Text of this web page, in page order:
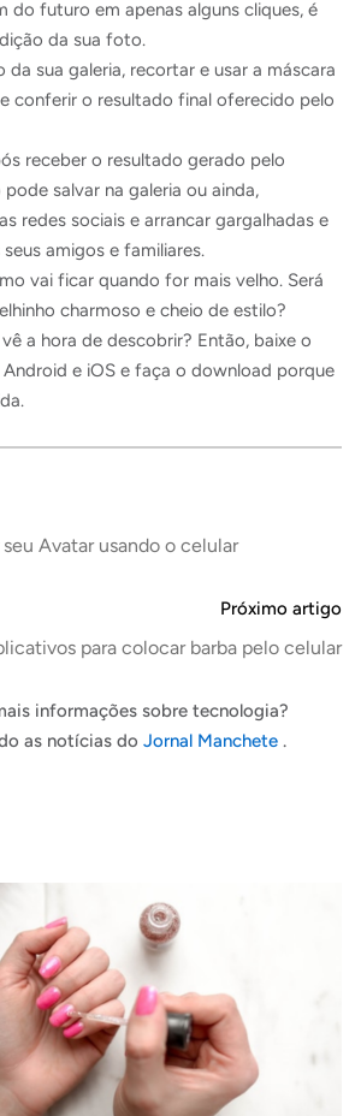
do futuro em apenas alguns cliques, é
da sua foto.
da sua galeria, recortar e usar a máscara
conferir o resultado final oferecido pelo
receber o resultado gerado pelo
salvar na galeria ou ainda,
redes sociais e arrancar gargalhadas e
amigos e familiares.
vai ficar quando for mais velho. Será
charmoso e cheio de estilo?
a hora de descobrir? Então, baixe o
e iOS e faça o download porque
Avatar usando o celular
Próximo artigo
para colocar barba pelo celular
informações sobre tecnologia?
as notícias do Jornal Manchete .